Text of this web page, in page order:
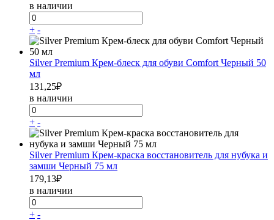
в наличии
+ -
Silver Premium Крем-блеск для обуви Comfort Черный 50
мл
131,25₽
в наличии
+ -
Silver Premium Крем-краска восстановитель для нубука и
замши Черный 75 мл
179,13₽
в наличии
+ -